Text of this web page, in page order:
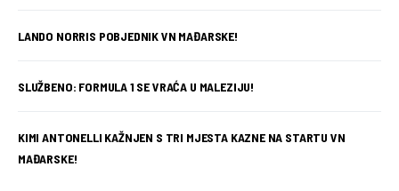
LANDO NORRIS POBJEDNIK VN MAĐARSKE!
SLUŽBENO: FORMULA 1 SE VRAĆA U MALEZIJU!
KIMI ANTONELLI KAŽNJEN S TRI MJESTA KAZNE NA STARTU VN
MAĐARSKE!